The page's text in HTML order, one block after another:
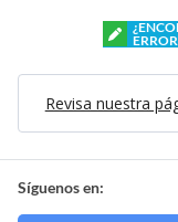
Revisa nuestra
Síguenos en: